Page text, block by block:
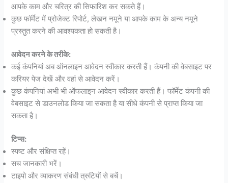
आपके काम और चरित्र की सिफारिश कर सकते हैं।
कुछ फॉर्मेट में प्रोजेक्ट रिपोर्ट, लेखन नमूने या आपके काम के अन्य नमूने
प्रस्तुत करने की आवश्यकता हो सकती है।
आवेदन करने के तरीके:
कई कंपनियां अब ऑनलाइन आवेदन स्वीकार करती हैं। कंपनी की वेबसाइट पर
करियर पेज देखें और वहां से आवेदन करें।
कुछ कंपनियां अभी भी ऑफलाइन आवेदन स्वीकार करती हैं। फॉर्मेट कंपनी की
वेबसाइट से डाउनलोड किया जा सकता है या सीधे कंपनी से प्राप्त किया जा
सकता है।
टिप्स:
स्पष्ट और संक्षिप्त रहें।
सच जानकारी भरें।
टाइपो और व्याकरण संबंधी त्रुटियों से बचें।